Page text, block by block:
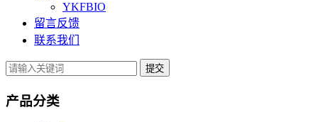
YKFBIO
留言反馈
联系我们
提交
产品分类